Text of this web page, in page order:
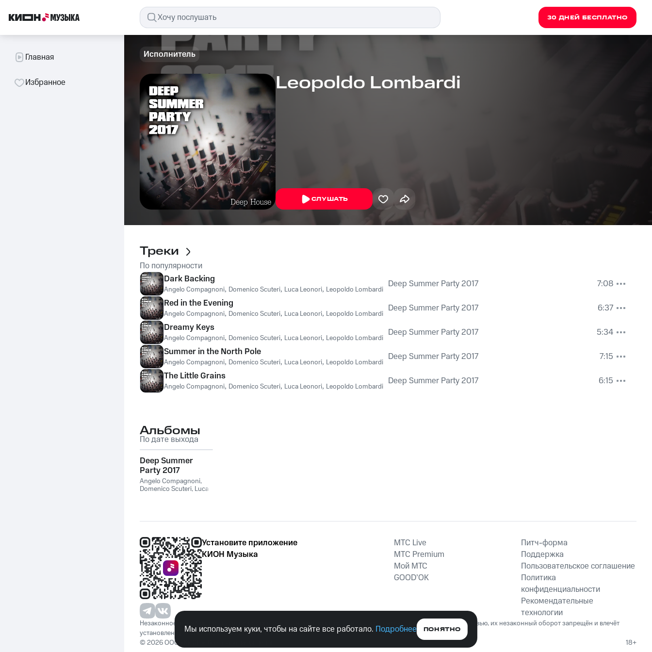
30 ДНЕЙ БЕСПЛАТНО
Главная
Избранное
Исполнитель
Leopoldo Lombardi
СЛУШАТЬ
Треки
По популярности
Dark Backing
Angelo Compagnoni, Domenico Scuteri, Luca Leonori, Leopoldo Lombardi Deep Summer Party 2017
7:08
Red in the Evening
Angelo Compagnoni, Domenico Scuteri, Luca Leonori, Leopoldo Lombardi Deep Summer Party 2017
6:37
Dreamy Keys
Angelo Compagnoni, Domenico Scuteri, Luca Leonori, Leopoldo Lombardi Deep Summer Party 2017
5:34
Summer in the North Pole
Angelo Compagnoni, Domenico Scuteri, Luca Leonori, Leopoldo Lombardi Deep Summer Party 2017
7:15
The Little Grains
Angelo Compagnoni, Domenico Scuteri, Luca Leonori, Leopoldo Lombardi Deep Summer Party 2017 6:15
Альбомы
По дате выхода
Deep Summer
Party 2017
Angelo Compagnoni,
Domenico Scuteri, Luca
Установите приложение
КИОН Музыка
MTС Live
MTС Premium
Мой МТС
GOOD’OK
Питч-форма
Поддержка
Пользовательское соглашение
Политика
конфиденциальности
Рекомендательные
технологии
Незаконное потребление наркотических средств, психотропных веществ, их аналогов причиняет вред здоровью, их незаконный оборот запрещён и влечёт
установленную законодательством ответственность.
© 2026 ООО «КИОН». Все права защищены
18+
Мы используем куки, чтобы на сайте все работало. Подробнее ПОНЯТНО